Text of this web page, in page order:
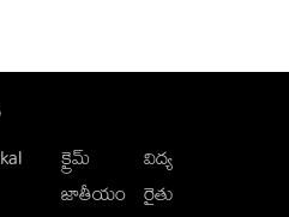
క్రైమ్
జాతీయం
విద్య
రైతు